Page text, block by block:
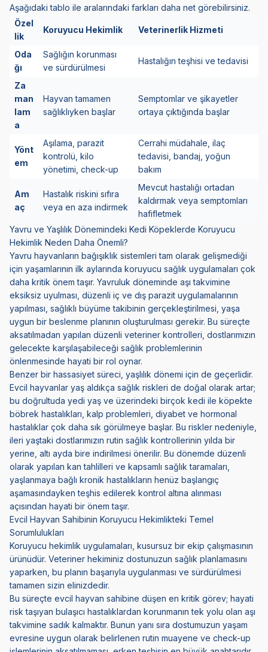
Aşağıdaki tablo ile aralarındaki farkları daha net görebilirsiniz.
Özel
lik
Koruyucu Hekimlik Veterinerlik Hizmeti
Oda
ğı
Sağlığın korunması
ve sürdürülmesi
Hastalığın teşhisi ve tedavisi
Za
man
lam
a
Hayvan tamamen
sağlıklıyken başlar
Semptomlar ve şikayetler
ortaya çıktığında başlar
Yönt
em
Aşılama, parazit
kontrolü, kilo
yönetimi, check-up
Cerrahi müdahale, ilaç
tedavisi, bandaj, yoğun
bakım
Am
aç
Hastalık riskini sıfıra
veya en aza indirmek
Mevcut hastalığı ortadan
kaldırmak veya semptomları
hafifletmek
Yavru ve Yaşlılık Dönemindeki Kedi Köpeklerde Koruyucu
Hekimlik Neden Daha Önemli?
Yavru hayvanların bağışıklık sistemleri tam olarak gelişmediği
için yaşamlarının ilk aylarında koruyucu sağlık uygulamaları çok
daha kritik önem taşır. Yavruluk döneminde aşı takvimine
eksiksiz uyulması, düzenli iç ve dış parazit uygulamalarının
yapılması, sağlıklı büyüme takibinin gerçekleştirilmesi, yaşa
uygun bir beslenme planının oluşturulması gerekir. Bu süreçte
aksatılmadan yapılan düzenli veteriner kontrolleri, dostlarımızın
gelecekte karşılaşabileceği sağlık problemlerinin
önlenmesinde hayati bir rol oynar.
Benzer bir hassasiyet süreci, yaşlılık dönemi için de geçerlidir.
Evcil hayvanlar yaş aldıkça sağlık riskleri de doğal olarak artar;
bu doğrultuda yedi yaş ve üzerindeki birçok kedi ile köpekte
böbrek hastalıkları , kalp problemleri, diyabet ve hormonal
hastalıklar çok daha sık görülmeye başlar. Bu riskler nedeniyle,
ileri yaştaki dostlarımızın rutin sağlık kontrollerinin yılda bir
yerine, altı ayda bire indirilmesi önerilir. Bu dönemde düzenli
olarak yapılan kan tahlilleri ve kapsamlı sağlık taramaları,
yaşlanmaya bağlı kronik hastalıkların henüz başlangıç
aşamasındayken teşhis edilerek kontrol altına alınması
açısından hayati bir önem taşır.
Evcil Hayvan Sahibinin Koruyucu Hekimlikteki Temel
Sorumlulukları
Koruyucu hekimlik uygulamaları, kusursuz bir ekip çalışmasının
ürünüdür. Veteriner hekiminiz dostunuzun sağlık planlamasını
yaparken, bu planın başarıyla uygulanması ve sürdürülmesi
tamamen sizin elinizdedir.
Bu süreçte evcil hayvan sahibine düşen en kritik görev; hayati
risk taşıyan bulaşıcı hastalıklardan korunmanın tek yolu olan aşı
takvimine sadık kalmaktır. Bunun yanı sıra dostumuzun yaşam
evresine uygun olarak belirlenen rutin muayene ve check-up